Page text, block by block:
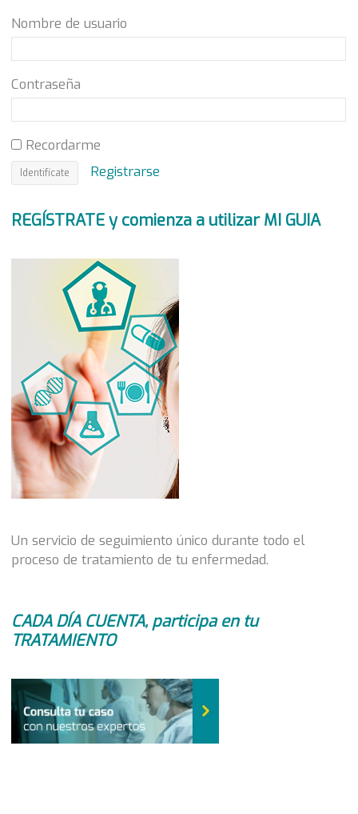
Nombre de usuario
Contraseña
Recordarme
Registrarse
REGÍSTRATE y comienza a utilizar MI GUIA
Un servicio de seguimiento único durante todo el
proceso de tratamiento de tu enfermedad.
CADA DÍA CUENTA, participa en tu
TRATAMIENTO